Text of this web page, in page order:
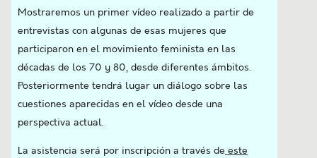
Mostraremos un primer vídeo realizado a partir de
entrevistas con algunas de esas mujeres que
participaron en el movimiento feminista en las
décadas de los 70 y 80, desde diferentes ámbitos.
Posteriormente tendrá lugar un diálogo sobre las
cuestiones aparecidas en el vídeo desde una
perspectiva actual.
La asistencia será por inscripción a través de este